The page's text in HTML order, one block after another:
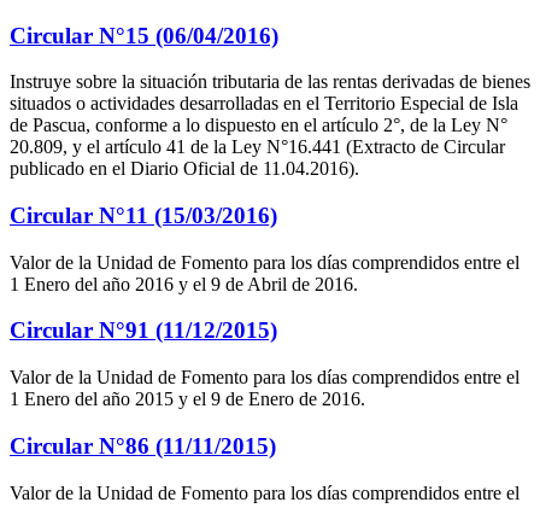
Circular N°15 (06/04/2016)
Instruye sobre la situación tributaria de las rentas derivadas de bienes
situados o actividades desarrolladas en el Territorio Especial de Isla
de Pascua, conforme a lo dispuesto en el artículo 2°, de la Ley N°
20.809, y el artículo 41 de la Ley N°16.441 (Extracto de Circular
publicado en el Diario Oficial de 11.04.2016).
Circular N°11 (15/03/2016)
Valor de la Unidad de Fomento para los días comprendidos entre el
1 Enero del año 2016 y el 9 de Abril de 2016.
Circular N°91 (11/12/2015)
Valor de la Unidad de Fomento para los días comprendidos entre el
1 Enero del año 2015 y el 9 de Enero de 2016.
Circular N°86 (11/11/2015)
Valor de la Unidad de Fomento para los días comprendidos entre el